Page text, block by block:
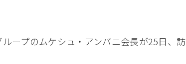
ープのムケシュ・アンバニ会長が25日、訪